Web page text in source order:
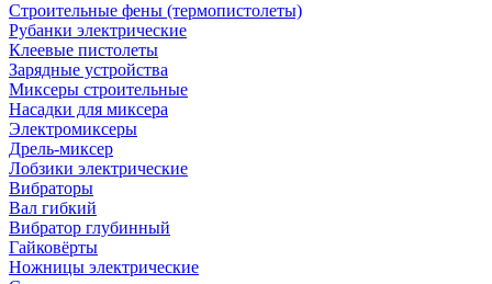
Строительные фены (термопистолеты)
Рубанки электрические
Клеевые пистолеты
Зарядные устройства
Миксеры строительные
Насадки для миксера
Электромиксеры
Дрель-миксер
Лобзики электрические
Вибраторы
Вал гибкий
Вибратор глубинный
Гайковёрты
Ножницы электрические